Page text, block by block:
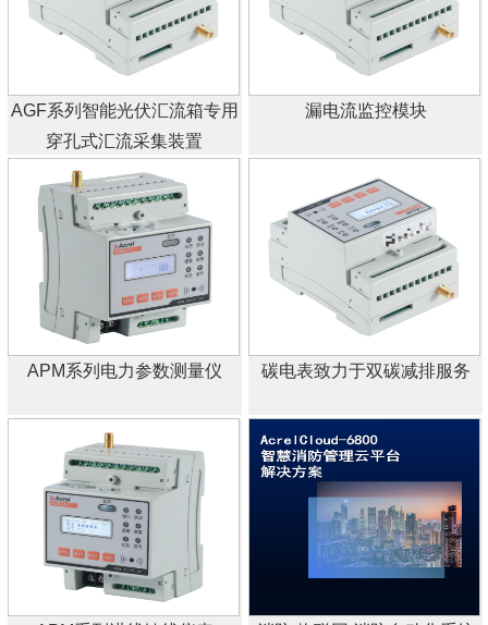
AGF系列智能光伏汇流箱专用
穿孔式汇流采集装置
漏电流监控模块
APM系列电力参数测量仪 碳电表致力于双碳减排服务